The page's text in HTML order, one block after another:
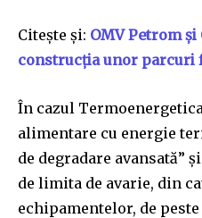
Citește și: OMV Petrom și
construcția unor parcuri
În cazul
alimentare cu energie
de degradare avansată”
de limita de avarie, din
echipamentelor, de